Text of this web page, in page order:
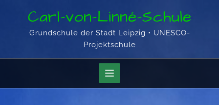
Carl-von-Linné-Schule
Grundschule der Stadt Leipzig • UNESCO-
Projektschule